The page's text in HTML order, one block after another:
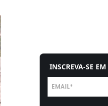
INSCREVA-SE